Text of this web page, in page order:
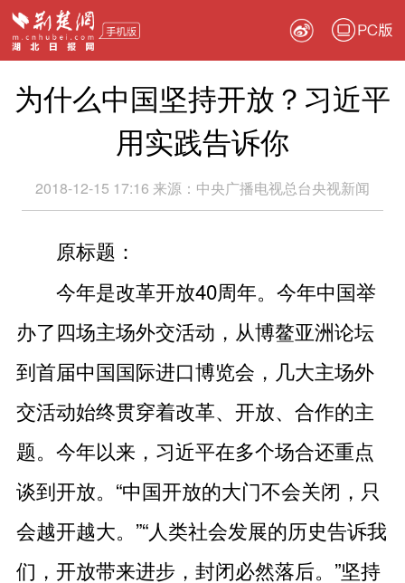
PC版
为什么中国坚持开放？习近平
用实践告诉你
2018-12-15 17:16 来源： 中央广播电视总台央视新闻
原标题：
今年是改革开放40周年。今年中国举
办了四场主场外交活动，从博鳌亚洲论坛
到首届中国国际进口博览会，几大主场外
交活动始终贯穿着改革、开放、合作的主
题。今年以来，习近平在多个场合还重点
谈到开放。“中国开放的大门不会关闭，只
会越开越大。”“人类社会发展的历史告诉我
们，开放带来进步，封闭必然落后。”坚持